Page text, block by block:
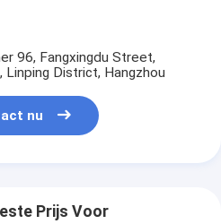
96, Fangxingdu Street,
Linping District, Hangzhou
nu
Prijs Voor